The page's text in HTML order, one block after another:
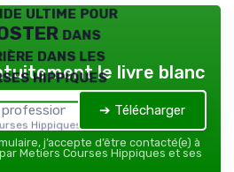
ultime pour
dans
dans les
hippiques
Hippiques — 2026
le livre blanc
➔ Télécharger
j’accepte d’être contacté(e) à
Metiers Courses Hippiques et ses